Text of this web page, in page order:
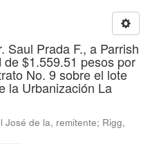
Saul Prada F., a Parrish
$1.559.51 pesos por
No. 9 sobre el lote
la Urbanización La
José de la, remitente; Rigg,